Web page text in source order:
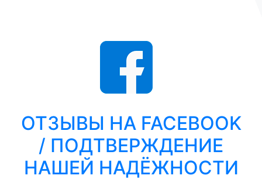
ОТЗЫВЫ НА FACEBOOK
/ ПОДТВЕРЖДЕНИЕ
НАШЕЙ НАДЁЖНОСТИ